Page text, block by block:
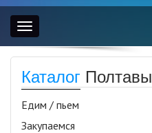
Toggle
navigation
Каталог Полтавы
Едим / пьем
Закупаемся